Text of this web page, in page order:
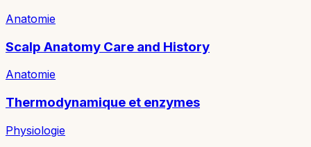
Anatomie
Scalp Anatomy Care and History
Anatomie
Thermodynamique et enzymes
Physiologie